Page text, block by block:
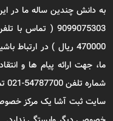
به دانش چندین ساله ما در
9099075303 (
470000 ریال ) در
ما، جهت ارائه پیام ها و
شماره تلفن 54787700-021 تماس حاصل فرمایید.
سایت ثبت آشا یک مرکز